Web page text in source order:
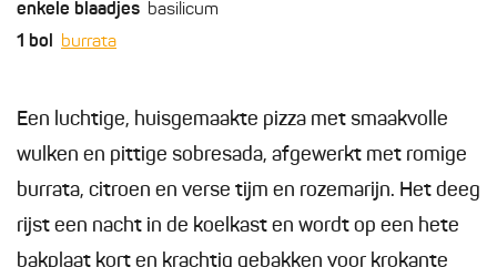
enkele blaadjes basilicum
1 bol burrata
Een luchtige, huisgemaakte pizza met smaakvolle
wulken en pittige sobresada, afgewerkt met romige
burrata, citroen en verse tijm en rozemarijn. Het deeg
rijst een nacht in de koelkast en wordt op een hete
bakplaat kort en krachtig gebakken voor krokante